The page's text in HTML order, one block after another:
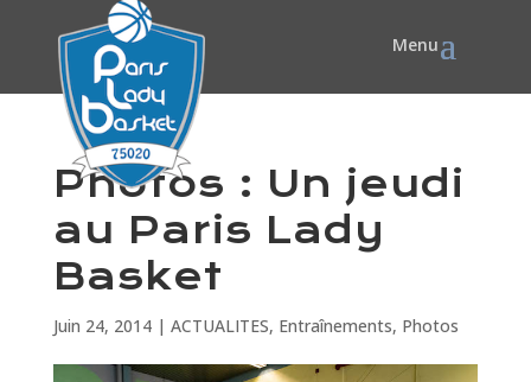
Photos : Un jeudi
au Paris Lady
Basket
Juin 24, 2014| ACTUALITES, Entraînements, Photos